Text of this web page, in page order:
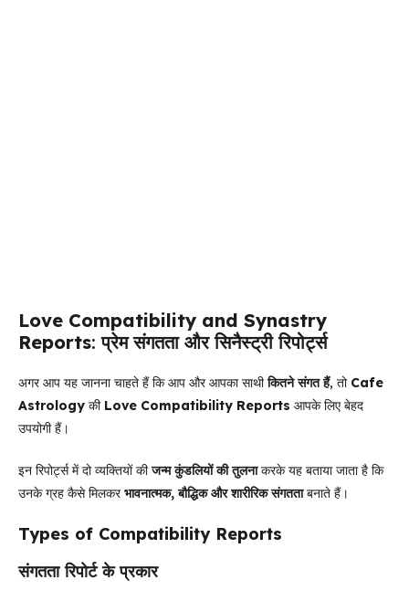
Love Compatibility and Synastry
Reports:प्रेम संगतता और सिनैस्ट्री रिपोर्ट्स
अगर आप यह जानना चाहते हैं कि आप और आपका साथीकितने संगत हैं, तो Cafe
Astrology की Love Compatibility Reports आपके लिए बेहद
उपयोगी हैं।
इन रिपोर्ट्स में दो व्यक्तियों कीजन्म कुंडलियों की तुलनाकरके यह बताया जाता है कि
उनके ग्रह कैसे मिलकरभावनात्मक, बौद्धिक और शारीरिक संगतताबनाते हैं।
Types of Compatibility Reports
संगतता रिपोर्ट के प्रकार